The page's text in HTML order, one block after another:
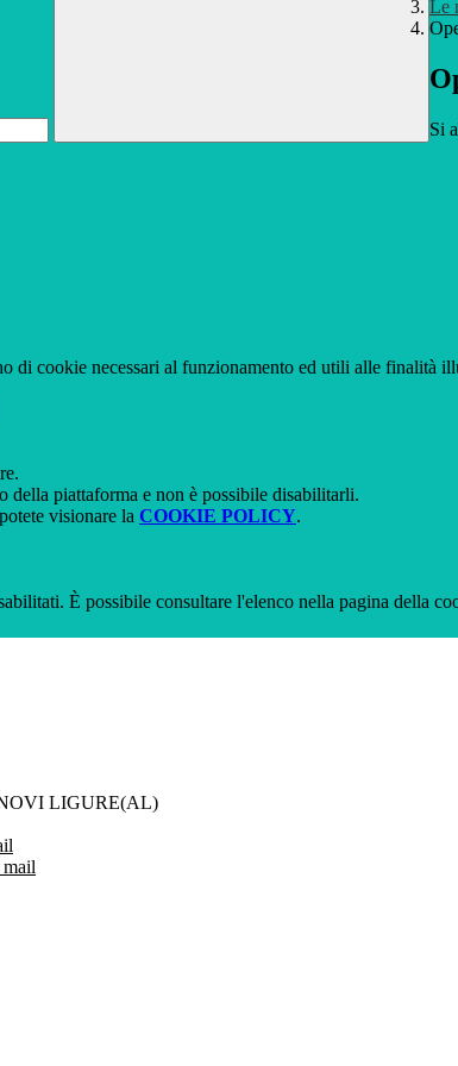
Le
Si
di cookie necessari al funzionamento ed utili alle finalità
della piattaforma e non è possibile disabilitarli.
visionare la COOKIE POLICY.
È possibile consultare l'elenco nella pagina della
LIGURE(AL)